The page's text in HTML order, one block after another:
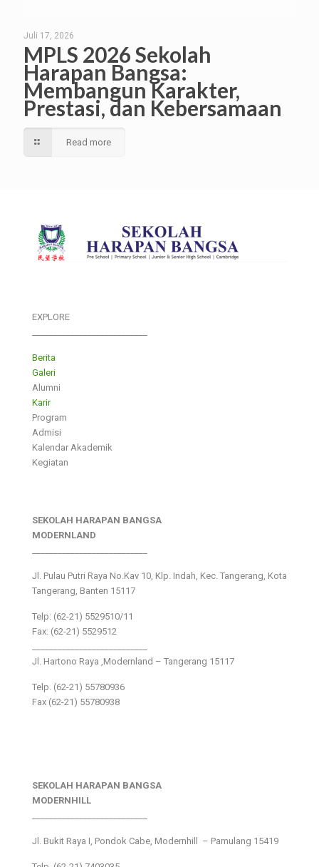
Juli 17, 2026
MPLS 2026 Sekolah
Harapan Bangsa:
Membangun Karakter,
Prestasi, dan Kebersamaan
Read more
EXPLORE
Berita
Galeri
Alumni
Karir
Program
Admisi
Kalendar Akademik
Kegiatan
SEKOLAH HARAPAN BANGSA
MODERNLAND
Jl. Pulau Putri Raya No.Kav 10, Klp. Indah, Kec. Tangerang, Kota
Tangerang, Banten 15117
Telp: (62-21) 5529510/11
Fax: (62-21) 5529512
Jl. Hartono Raya ,Modernland – Tangerang 15117
Telp. (62-21) 55780936
Fax (62-21) 55780938
SEKOLAH HARAPAN BANGSA
MODERNHILL
Jl. Bukit Raya I, Pondok Cabe, Modernhill – Pamulang 15419